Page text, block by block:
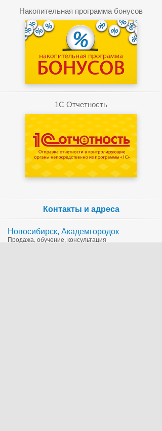
Накопительная программа бонусов
1C Отчетность
Контакты и адреса
Новосибирск, Академгородок
Продажа, обучение, консультация